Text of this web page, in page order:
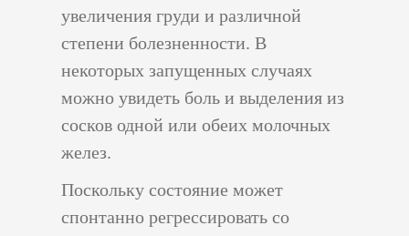
увеличения груди и различной
степени болезненности. В
некоторых запущенных случаях
можно увидеть боль и выделения из
сосков одной или обеих молочных
желез.
Поскольку состояние может
спонтанно регрессировать со